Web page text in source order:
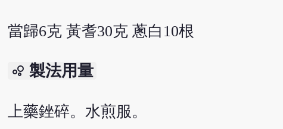
當歸6克 黃耆30克 蔥白10根
bubble_chart 製法用量
上藥銼碎。水煎服。